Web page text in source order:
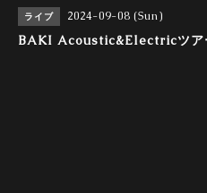
ライブ 2024-09-08 (Sun)
BAKI Acoustic&Electricツア